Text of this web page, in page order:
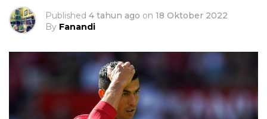
Published 4 tahun ago on 18 Oktober 2022
By Fanandi